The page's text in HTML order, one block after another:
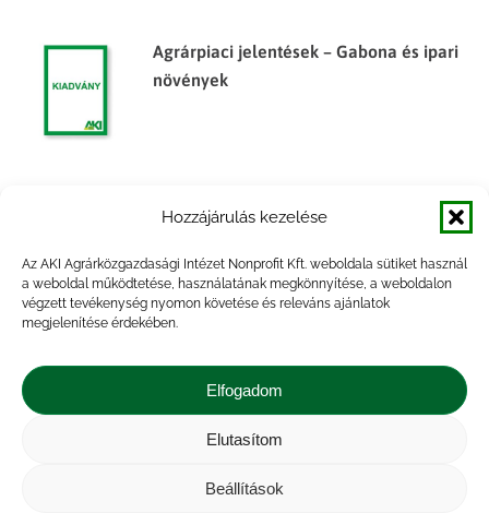
Hozzájárulás kezelése
Az AKI Agrárközgazdasági Intézet Nonprofit Kft. weboldala sütiket használ
a weboldal működtetése, használatának megkönnyítése, a weboldalon
végzett tevékenység nyomon követése és releváns ajánlatok
megjelenítése érdekében.
Elfogadom
Elutasítom
Beállítások
Agrárpiaci jelentések – Gabona és ipari
növények
Agrárpiaci jelentések – Gabona és ipari
növények
növények